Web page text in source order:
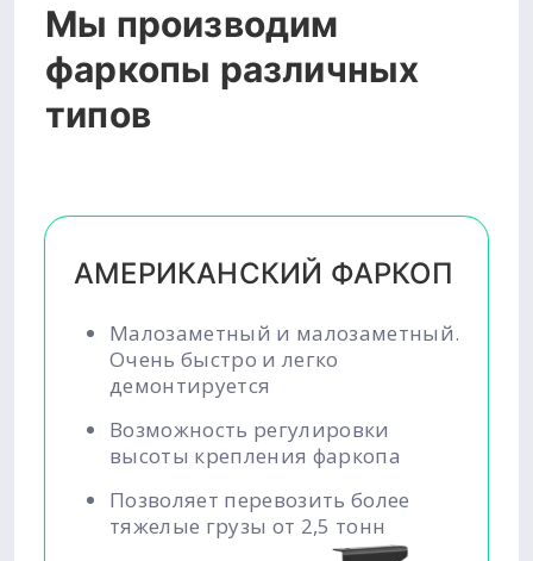
Мы производим
фаркопы различных
типов
АМЕРИКАНСКИЙ ФАРКОП
Малозаметный и малозаметный.
Очень быстро и легко
демонтируется
Возможность регулировки
высоты крепления фаркопа
Позволяет перевозить более
тяжелые грузы от 2,5 тонн